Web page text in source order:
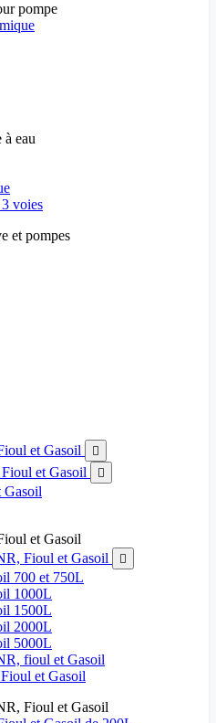
pompe
à eau
voies
et pompes
et Gasoil

et Gasoil 
Gasoil
et Gasoil
Fioul et Gasoil

700 et 750L
1000L
1500L
2000L
5000L
fioul et Gasoil
et Gasoil
Fioul et Gasoil